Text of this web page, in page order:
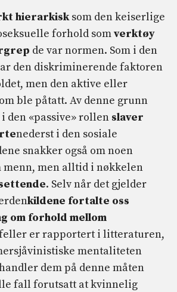
hierarkisksom den keiserlige
forhold somverktøy
de var normen. Som i den
den diskriminerende faktoren
men den aktive eller
ble påtatt. Av denne grunn
den «passive» rollen slaver
nederst i den sosiale
snakker også om noen
menn, men alltid i nøkkelen
. Selv når det gjelder
kildene fortalte oss
om forhold mellom
er rapportert i litteraturen,
mentaliteten
dem på denne måten
fall forutsatt at kvinnelig